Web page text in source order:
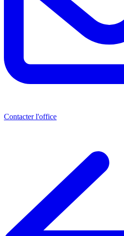
Contacter l'office